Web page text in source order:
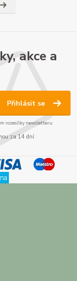
akce a
Přihlásit se
rozesílky newsletteru.
za 14 dní.